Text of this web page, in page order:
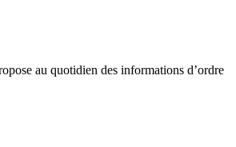
au quotidien des informations d’ordre